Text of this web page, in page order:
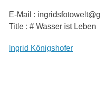
content
E-Mail :
Title : # Wasser ist Leben
Beitragsnavigation
Ingrid Königshofer